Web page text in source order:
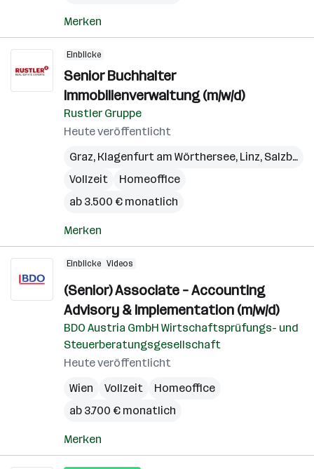
Merken
Einblicke
Senior Buchhalter
Immobilienverwaltung (m/w/d)
Rustler Gruppe
Heute veröffentlicht
Graz, Klagenfurt am Wörthersee, Linz, Salzburg
Vollzeit
Homeoffice
ab 3.500 € monatlich
Merken
Einblicke Videos
(Senior) Associate – Accounting
Advisory & Implementation (m/w/d)
BDO Austria GmbH Wirtschaftsprüfungs- und
Steuerberatungsgesellschaft
Heute veröffentlicht
Wien
Vollzeit
Homeoffice
ab 3.700 € monatlich
Merken